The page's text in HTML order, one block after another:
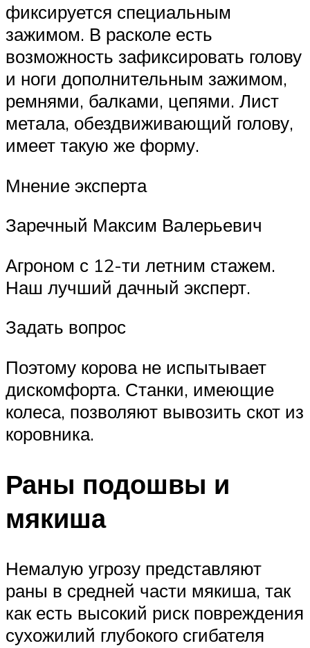
фиксируется специальным
зажимом. В расколе есть
возможность зафиксировать голову
и ноги дополнительным зажимом,
ремнями, балками, цепями. Лист
метала, обездвиживающий голову,
имеет такую же форму.
Мнение эксперта
Заречный Максим Валерьевич
Агроном с 12-ти летним стажем.
Наш лучший дачный эксперт.
Задать вопрос
Поэтому корова не испытывает
дискомфорта. Станки, имеющие
колеса, позволяют вывозить скот из
коровника.
Раны подошвы и
мякиша
Немалую угрозу представляют
раны в средней части мякиша, так
как есть высокий риск повреждения
сухожилий глубокого сгибателя